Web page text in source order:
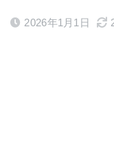
2026年1月1日